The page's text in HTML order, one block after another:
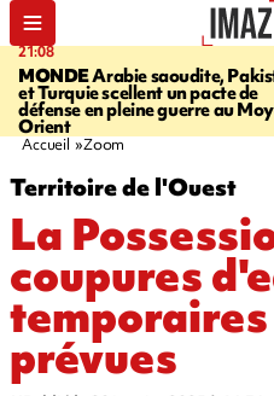
21:08
MONDEArabie saoudite,
et Turquie scellent un pacte de
défense en pleine guerre au
Orient
Accueil Zoom
Territoire de l'Ouest
La
coupures
prévues